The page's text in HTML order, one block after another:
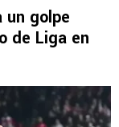
un golpe
de Liga en